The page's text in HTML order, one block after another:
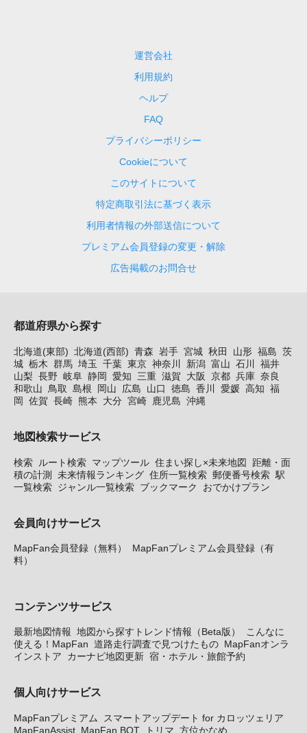
運営会社
利用規約
ヘルプ
FAQ
プライバシーポリシー
Cookieについて
このサイトについて
特定商取引法に基づく表示
利用者情報の外部送信について
プレミアム会員登録の変更・解除
広告掲載のお問合せ
都道府県から探す
北海道(東部) 北海道(西部) 青森 岩手 宮城 秋田 山形 福島 茨
城 栃木 群馬 埼玉 千葉 東京 神奈川 新潟 富山 石川
福井
山梨 長野 岐阜 静岡 愛知 三重 滋賀 大阪 京都 兵庫 奈良
和歌山
鳥取 島根 岡山 広島 山口 徳島 香川 愛媛 高知 福
岡
佐賀 長崎 熊本 大分 宮崎 鹿児島 沖縄
地図検索サービス
検索 ルート検索 マップツール 住まい探し×未来地図
距離・面
積の計測 未来情報ランキング 住所一覧検索 郵便番号検索 駅
一覧検索 ジャンル一覧検索 ブックマーク おでかけプラン
会員向けサービス
MapFan会員登録（無料）
MapFanプレミアム会員登録（有
料）
コンテンツサービス
最新地図情報 地図から探すトレンド情報（Beta版）
こんなに
使える！MapFan 道路走行調査で見つけたもの MapFanオンラ
インストア
カーナビ地図更新 宿・ホテル・旅館予約
個人向けサービス
MapFanプレミアム
スマートアップデート for カロッツェリア
MapFanAssist MapFan BOT トリマ 方位かなめ